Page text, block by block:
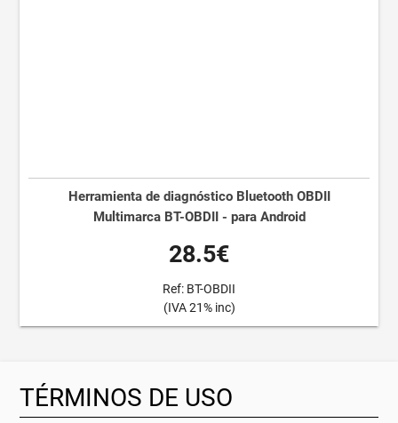
Herramienta de diagnóstico Bluetooth OBDII
Multimarca BT-OBDII - para Android
28.5€
Ref: BT-OBDII
(IVA 21% inc)
TÉRMINOS DE USO